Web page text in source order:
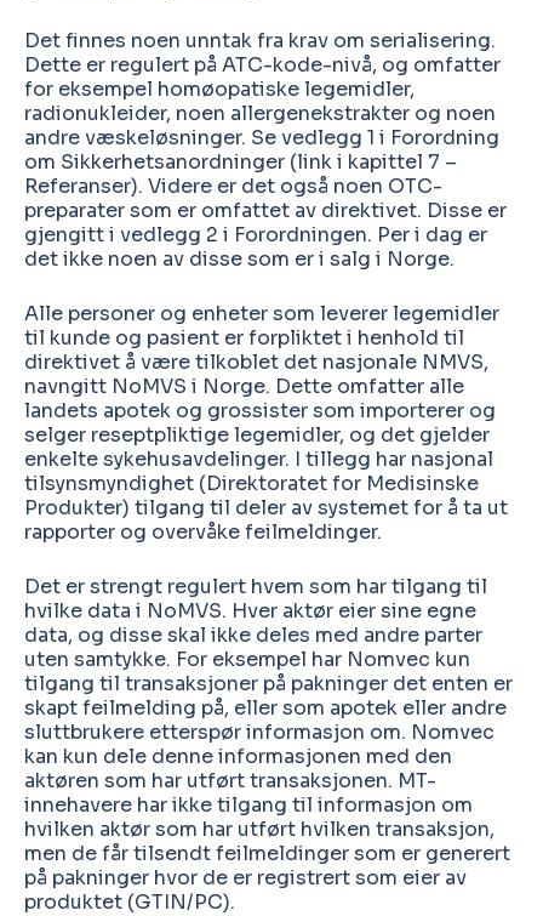
Det finnes noen unntak fra krav om serialisering.
Dette er regulert på ATC-kode-nivå, og omfatter
for eksempel homøopatiske legemidler,
radionukleider, noen allergenekstrakter og noen
andre væskeløsninger. Se vedlegg 1 i Forordning
om Sikkerhetsanordninger (link i kapittel 7 –
Referanser). Videre er det også noen OTC-
preparater som er omfattet av direktivet. Disse er
gjengitt i vedlegg 2 i Forordningen. Per i dag er
det ikke noen av disse som er i salg i Norge.
Alle personer og enheter som leverer legemidler
til kunde og pasient er forpliktet i henhold til
direktivet å være tilkoblet det nasjonale NMVS,
navngitt NoMVS i Norge. Dette omfatter alle
landets apotek og grossister som importerer og
selger reseptpliktige legemidler, og det gjelder
enkelte sykehusavdelinger. I tillegg har nasjonal
tilsynsmyndighet (Direktoratet for Medisinske
Produkter) tilgang til deler av systemet for å ta ut
rapporter og overvåke feilmeldinger.
Det er strengt regulert hvem som har tilgang til
hvilke data i NoMVS. Hver aktør eier sine egne
data, og disse skal ikke deles med andre parter
uten samtykke. For eksempel har Nomvec kun
tilgang til transaksjoner på pakninger det enten er
skapt feilmelding på, eller som apotek eller andre
sluttbrukere etterspør informasjon om. Nomvec
kan kun dele denne informasjonen med den
aktøren som har utført transaksjonen. MT-
innehavere har ikke tilgang til informasjon om
hvilken aktør som har utført hvilken transaksjon,
men de får tilsendt feilmeldinger som er generert
på pakninger hvor de er registrert som eier av
produktet (GTIN/PC).